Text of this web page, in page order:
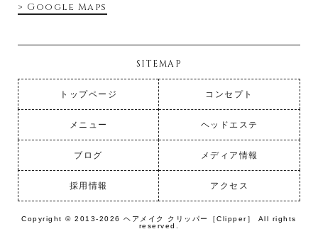
> Google Maps
SITEMAP
トップページ コンセプト
メニュー ヘッドエステ
ブログ メディア情報
採用情報 アクセス
Copyright © 2013-2026 ヘアメイク クリッパー［Clipper］ All rights
reserved.